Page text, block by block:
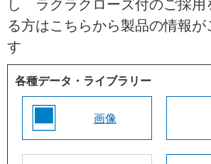
し ラクラクローズ付のご採用
る方はこちらから製品の情報が
す
各種データ・ライブラリー
画像